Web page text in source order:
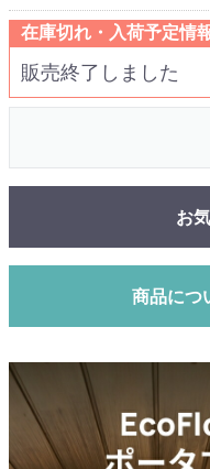
在庫切れ・入荷予定情
販売終了しました
お
商品につ